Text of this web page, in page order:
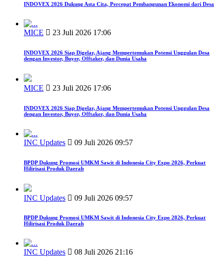
INDOVEX 2026 Dukung Asta Cita, Percepat Pembangunan Ekonomi dari Desa
MICE 23 Juli 2026 17:06
INDOVEX 2026 Siap Digelar, Ajang Mempertemukan Potensi Unggulan Desa
dengan Investor, Buyer, Offtaker, dan Dunia Usaha
MICE 23 Juli 2026 17:06
INDOVEX 2026 Siap Digelar, Ajang Mempertemukan Potensi Unggulan Desa
dengan Investor, Buyer, Offtaker, dan Dunia Usaha
INC Updates 09 Juli 2026 09:57
BPDP Dukung Promosi UMKM Sawit di Indonesia City Expo 2026, Perkuat
Hilirisasi Produk Daerah
INC Updates 09 Juli 2026 09:57
BPDP Dukung Promosi UMKM Sawit di Indonesia City Expo 2026, Perkuat
Hilirisasi Produk Daerah
INC Updates 08 Juli 2026 21:16